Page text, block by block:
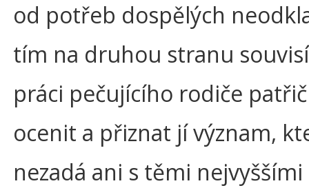
od potřeb dospělých
tím na druhou stranu
práci pečujícího rodiče
ocenit a přiznat jí význam,
nezadá ani s těmi nejvyššími